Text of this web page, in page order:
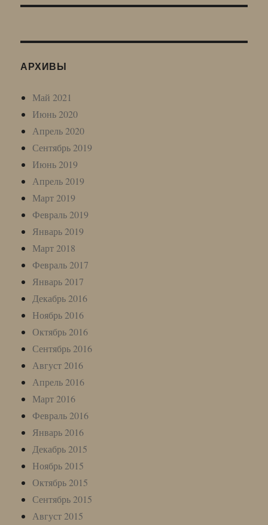
АРХИВЫ
Май 2021
Июнь 2020
Апрель 2020
Сентябрь 2019
Июнь 2019
Апрель 2019
Март 2019
Февраль 2019
Январь 2019
Март 2018
Февраль 2017
Январь 2017
Декабрь 2016
Ноябрь 2016
Октябрь 2016
Сентябрь 2016
Август 2016
Апрель 2016
Март 2016
Февраль 2016
Январь 2016
Декабрь 2015
Ноябрь 2015
Октябрь 2015
Сентябрь 2015
Август 2015